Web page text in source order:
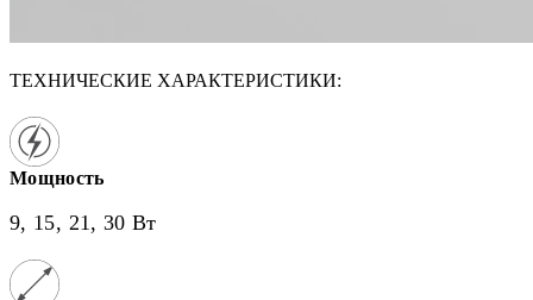
ТЕХНИЧЕСКИЕ ХАРАКТЕРИСТИКИ:
Мощность
9, 15, 21, 30 Вт